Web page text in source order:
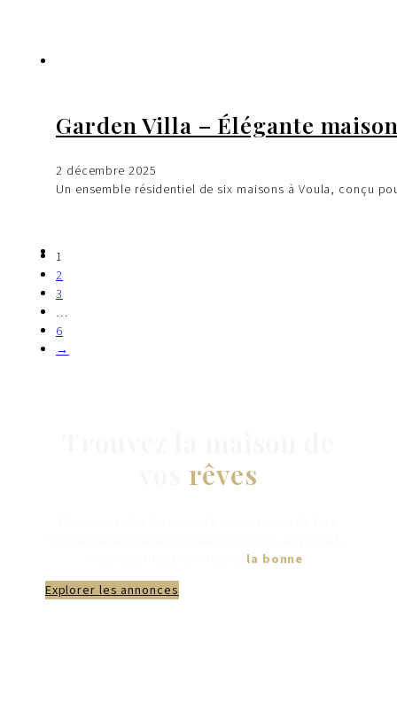
Garden Villa – Élégante
2 décembre 2025
Un ensemble résidentiel de six maisons à Voula, conçu
1
2
3
…
6
→
rêves
la bonne
Explorer les annonces